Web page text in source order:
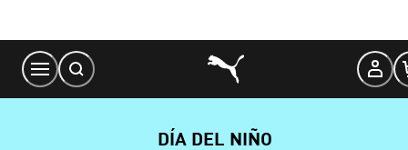
Content
DÍA DEL NIÑO